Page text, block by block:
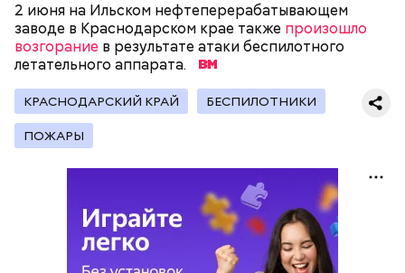
2 июня на Ильском нефтеперерабатывающем
заводе в Краснодарском крае также произошло
возгорание в результате атаки беспилотного
летательного аппарата.
КРАСНОДАРСКИЙ КРАЙ БЕСПИЛОТНИКИ
ПОЖАРЫ
— Гасанов, являясь индивидуальным
предпринимателем, осуществлял
предпринимательскую деятельность в области
продажи и размещения рекламы в социальных
сетях. С целью сокрытия своих доходов часть
денежных средств от спонсоров розыгрышей,
покупателей различных мотивационных курсов и
прогнозов ставок на спорт Гасанов получал на
свои личные лицевые счета как физического лица, а
также на подконтрольные родственникам лицевые
счета, — пояснили в
московской прокуратуре
Первой жертвой Миссюры была его девушка.
Именно на ней молодой человек впервые испытал
химикаты, купленные в интернет-магазине. 13
когда молодые люди ехали вместе в машине,
подозреваемый угостил приятеля морсом с
этиленгликолем. Через два дня Константин умер в
больнице.